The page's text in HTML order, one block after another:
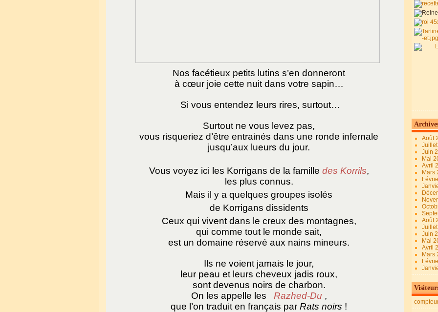
Nos facétieux petits lutins s’en donneront
à cœur joie cette nuit dans votre sapin…
Si vous entendez leurs rires, surtout…
Surtout ne vous levez pas,
vous risqueriez d’être entrainés dans une ronde infernale
jusqu’aux lueurs du jour.
Vous voyez ici les Korrigans de la famille des Korrils,
les plus connus.
Mais il y a quelques groupes isolés
de Korrigans dissidents
Ceux qui vivent dans le creux des montagnes,
qui comme tout le monde sait,
est un domaine réservé aux nains mineurs.
Ils ne voient jamais le jour,
leur peau et leurs cheveux jadis roux,
sont devenus noirs de charbon.
On les appelle les
Razhed-Du ,
que l’on traduit en français par Rats noirs !
Août
Juin
Mai
Avril
Mars
Août
Juin
Mai
Avril
Mars